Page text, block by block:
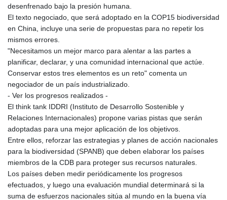
desenfrenado bajo la presión humana.
El texto negociado, que será adoptado en la COP15 biodiversidad
en China, incluye una serie de propuestas para no repetir los
mismos errores.
"Necesitamos un mejor marco para alentar a las partes a
planificar, declarar, y una comunidad internacional que actúe.
Conservar estos tres elementos es un reto" comenta un
negociador de un país industrializado.
- Ver los progresos realizados -
El think tank IDDRI (Instituto de Desarrollo Sostenible y
Relaciones Internacionales) propone varias pistas que serán
adoptadas para una mejor aplicación de los objetivos.
Entre ellos, reforzar las estrategias y planes de acción nacionales
para la biodiversidad (SPANB) que deben elaborar los países
miembros de la CDB para proteger sus recursos naturales.
Los países deben medir periódicamente los progresos
efectuados, y luego una evaluación mundial determinará si la
suma de esfuerzos nacionales sitúa al mundo en la buena vía